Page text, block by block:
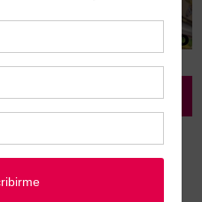
Y MINERALES
radiestesia y Minerales
y Minerales